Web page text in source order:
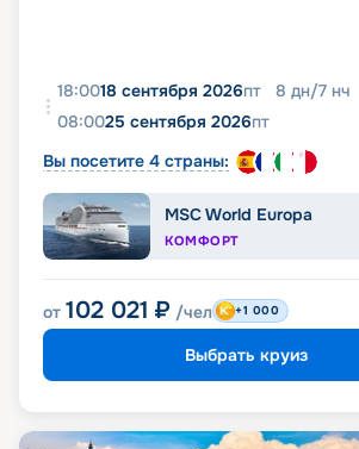
18:0018 сентября 2026пт 8 дн/7 нч
08:0025 сентября 2026пт
Вы посетите 4 страны:
MSC World Europa
КОМФОРТ
от 102 021 ₽ /чел +1 000
Выбрать круиз